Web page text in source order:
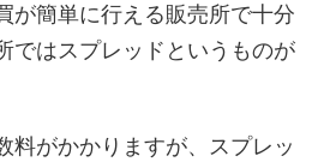
が簡単に行える販売所で十分
ではスプレッドというものが
料がかかりますが、スプレッ